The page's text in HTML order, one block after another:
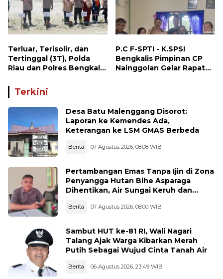
Terluar, Terisolir, dan
Tertinggal (3T), Polda
Riau dan Polres Bengkalis
Kesehatan Gratis, hingga
Dialog Kebangsaan di
Rupat
P.C F-SPTI - K.SPSI
Bengkalis Pimpinan CP
Nainggolan Gelar Rapat
Terkini
Desa Batu Malenggang Disorot:
Laporan ke Kemendes Ada,
Keterangan ke LSM GMAS Berbeda
Berita 07 Agustus 2026, 08:08 WIB
Pertambangan Emas Tanpa Ijin di Zona
Penyangga Hutan Bihe Asparaga
Dihentikan, Air Sungai Keruh dan
Berita 07 Agustus 2026, 08:00 WIB
Sambut HUT ke-81 RI, Wali Nagari
Talang Ajak Warga Kibarkan Merah
Putih Sebagai Wujud Cinta Tanah Air
Berita 06 Agustus 2026, 23:49 WIB